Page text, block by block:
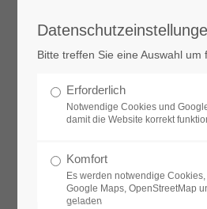
Bitte treffen Sie eine Auswahl um
Erforderlich
Notwendige Cookies und
damit die Website korrekt
Komfort
Es werden notwendige
Google Maps, OpenStreetMap
geladen